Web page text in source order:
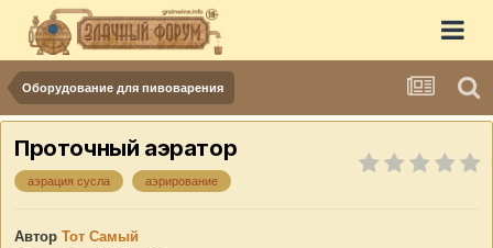
Оборудование для пивоварения
Проточный аэратор
аэрация сусла аэрирование
Автор Тот Самый